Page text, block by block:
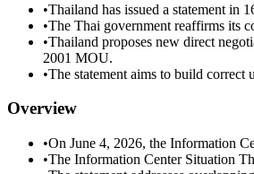
•Thailand has issued a statement in
•The Thai government reaffirms its
•Thailand proposes new direct
2001 MOU.
•The statement aims to build correct
Overview
•On June 4, 2026, the Information
•The Information Center Situation